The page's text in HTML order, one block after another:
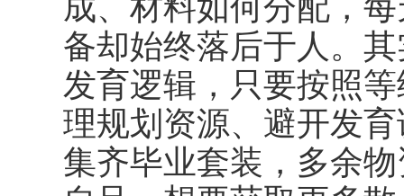
备却始终落后于人。
发育逻辑，只要按照
理规划资源、避开发
集齐毕业套装，多余